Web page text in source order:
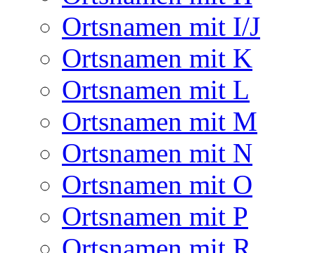
Ortsnamen mit I/J
Ortsnamen mit K
Ortsnamen mit L
Ortsnamen mit M
Ortsnamen mit N
Ortsnamen mit O
Ortsnamen mit P